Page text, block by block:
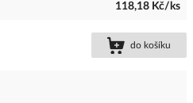
118,18 Kč/ks
do košíku